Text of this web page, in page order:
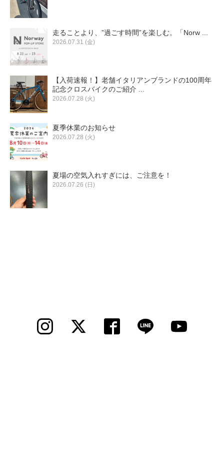
走ることより、”過ごす時間”を楽しむ。「Norw ...
2026.07.31 (金)
【入荷速報！】老舗イタリアンブランドの100周年
記念クロスバイクのご紹介 ...
2026.07.28 (火)
夏季休業のお知らせ
2026.07.28 (火)
夏場の空気入れすぎには、ご注意を！
2026.07.26 (日)